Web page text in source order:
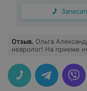
Отзыв. Ольга
невролог! На приеме
аргументированные
чётким пониманием,
человек любит свою
ребенка